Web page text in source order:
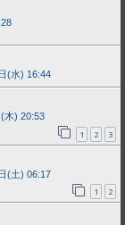
(水) 16:44
木) 20:53
1 2 3
(土) 06:17
1 2